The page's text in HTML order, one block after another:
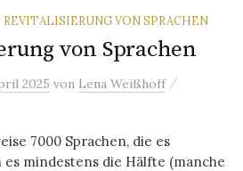
REVITALISIERUNG VON SPRACHEN
von Sprachen
2025 von Lena Weißhoff /
7000 Sprachen, die es
mindestens die Hälfte (manche